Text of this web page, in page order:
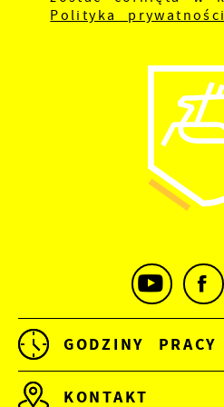
Polityka
GODZINY
KONTAKT